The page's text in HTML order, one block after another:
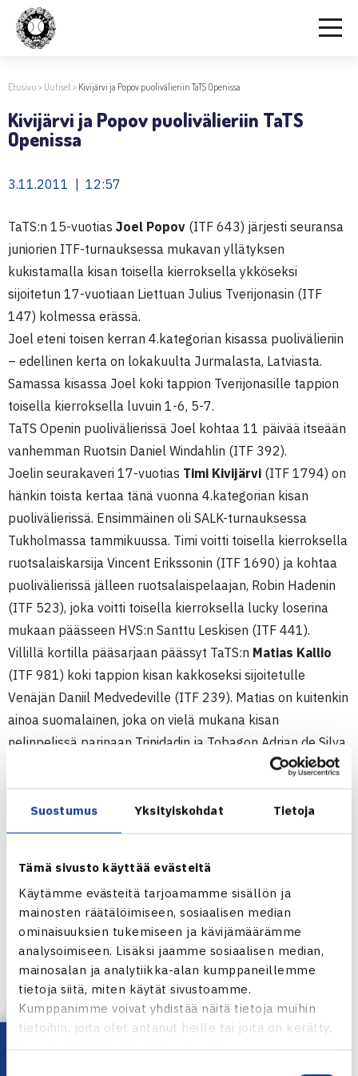
Suostumus Yksityiskohdat Tietoja
Tämä sivusto käyttää evästeitä
Käytämme evästeitä tarjoamamme sisällön ja
mainosten räätälöimiseen, sosiaalisen median
ominaisuuksien tukemiseen ja kävijämäärämme
analysoimiseen. Lisäksi jaamme sosiaalisen median,
mainosalan ja analytiikka-alan kumppaneillemme
tietoja siitä, miten käytät sivustoamme.
Kumppanimme voivat yhdistää näitä tietoja muihin
tietoihin, joita olet antanut heille tai joita on kerätty,
kun olet käyttänyt heidän palvelujaan.
Etusivu > Uutiset> Kivijärvi ja Popov puolivälieriin TaTS Openissa
Kivijärvi ja Popov puolivälieriin TaTS
Openissa
3.11.2011 | 12:57
TaTS:n 15-vuotias Joel Popov (ITF 643) järjesti seuransa
juniorien ITF-turnauksessa mukavan yllätyksen
kukistamalla kisan toisella kierroksella ykköseksi
sijoitetun 17-vuotiaan Liettuan Julius Tverijonasin (ITF
147) kolmessa erässä.
Joel eteni toisen kerran 4.kategorian kisassa puolivälieriin
– edellinen kerta on lokakuulta Jurmalasta, Latviasta.
Samassa kisassa Joel koki tappion Tverijonasille tappion
toisella kierroksella luvuin 1-6, 5-7.
TaTS Openin puolivälierissä Joel kohtaa 11 päivää itseään
vanhemman Ruotsin Daniel Windahlin (ITF 392).
Joelin seurakaveri 17-vuotias Timi Kivijärvi (ITF 1794) on
hänkin toista kertaa tänä vuonna 4.kategorian kisan
puolivälierissä. Ensimmäinen oli SALK-turnauksessa
Tukholmassa tammikuussa. Timi voitti toisella kierroksella
ruotsalaiskarsija Vincent Erikssonin (ITF 1690) ja kohtaa
puolivälierissä jälleen ruotsalaispelaajan, Robin Hadenin
(ITF 523), joka voitti toisella kierroksella lucky loserina
mukaan päässeen HVS:n Santtu Leskisen (ITF 441).
Villillä kortilla pääsarjaan päässyt TaTS:n Matias Kallio
(ITF 981) koki tappion kisan kakkoseksi sijoitetulle
Venäjän Daniil Medvedeville (ITF 239). Matias on kuitenkin
ainoa suomalainen, joka on vielä mukana kisan
nelinpelissä parinaan Trinidadin ja Tobagon Adrian de Silva.
Kaksikolla on välierissä vastassaan ruotsalaispojat Serdar
Bojadjieva ja Erik Johnsson.
Tyttöjen kaksinpelin toisella kierroksella oli enää yksi
suomalainen, SmashinHanna Tolonen(ITF 1025).
Venäjän Anastasiya Saitova (ITF 239) pudotti Hannan
jatkosta.
Juniorien ITF-turnaus (4.kateg.)
31.10.-6.11.2011 Tampere
Järj: TaTS
Poikien kaksinpeli
2.kierrosta: Joel Popov – Julius Tverijonas Liettua (1.) 75